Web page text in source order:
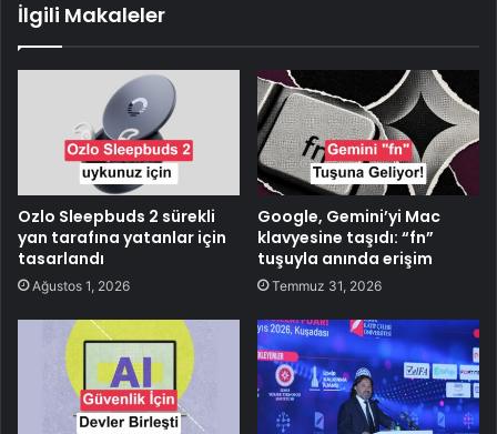
İlgili Makaleler
Ozlo Sleepbuds 2 sürekli
yan tarafına yatanlar için
tasarlandı
Ağustos 1, 2026
Google, Gemini’yi Mac
klavyesine taşıdı: “fn”
tuşuyla anında erişim
Temmuz 31, 2026